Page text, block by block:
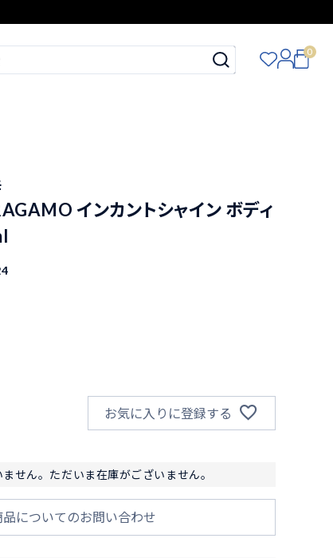
0
インカントシャイン ボディ
お気に入りに登録する
せん。ただいま在庫がございません。
品についてのお問い合わせ